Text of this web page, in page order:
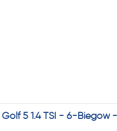
5 1.4 TSI - 6-Biegów